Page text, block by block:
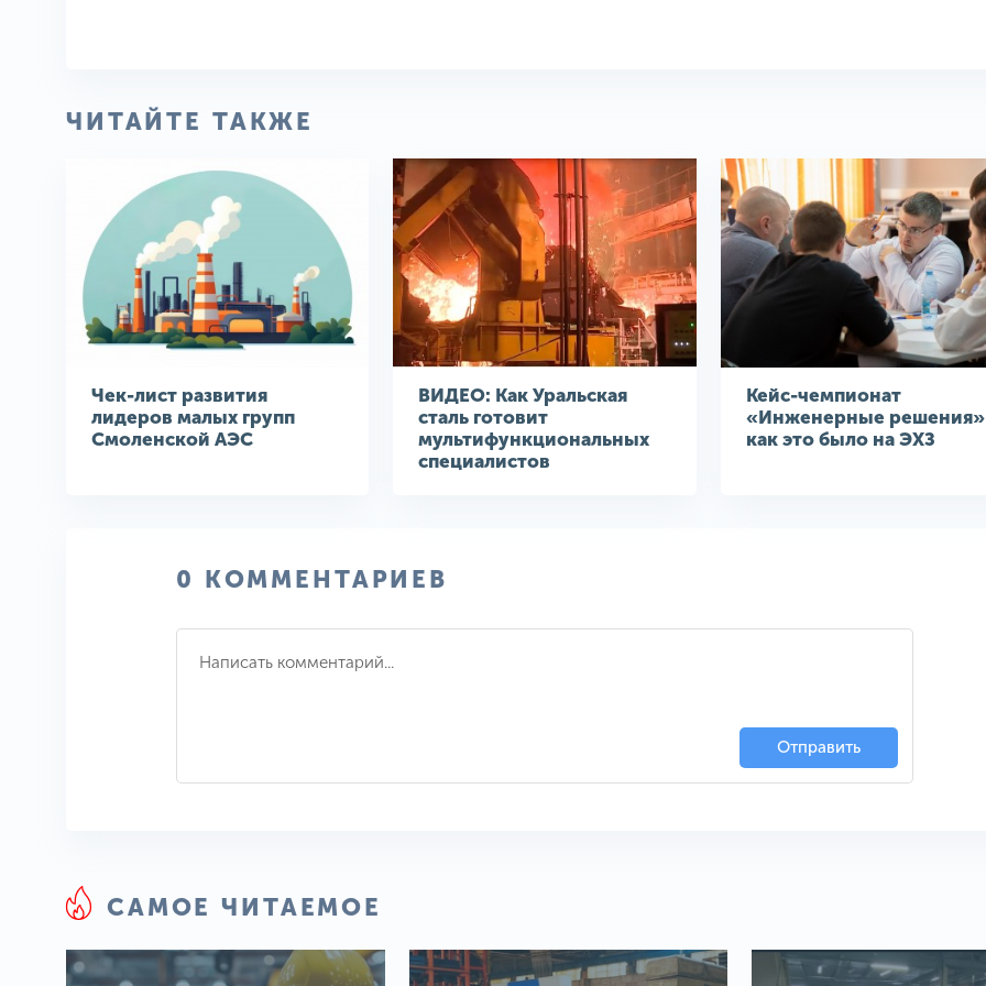
ЧИТАЙТЕ ТАКЖЕ
Чек-лист развития
лидеров малых групп
Смоленской АЭС
ВИДЕО: Как Уральская
сталь готовит
мультифункциональных
специалистов
Кейс-чемпионат
«Инженерные
как это было на ЭХЗ
0 КОММЕНТАРИЕВ
Отправить
САМОЕ ЧИТАЕМОЕ